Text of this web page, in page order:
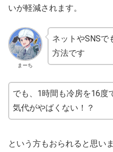
いが軽減されます。
まーち
ネットやSNSで
方法です
でも、1時間も冷房を16度
気代がやばくない！？
という方もおられると思い